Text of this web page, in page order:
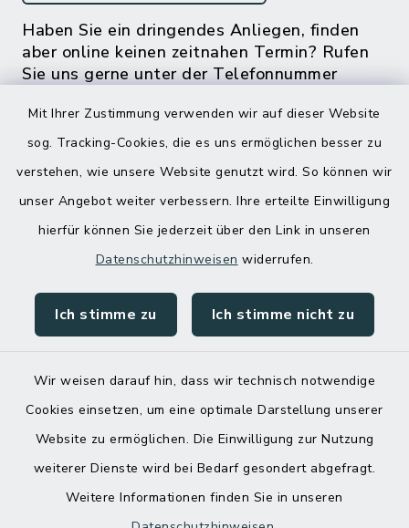
Mit Ihrer Zustimmung verwenden wir auf dieser Website
sog. Tracking-Cookies, die es uns ermöglichen besser zu
verstehen, wie unsere Website genutzt wird. So können wir
unser Angebot weiter verbessern. Ihre erteilte Einwilligung
hierfür können Sie jederzeit über den Link in unseren
Datenschutzhinweisen widerrufen.
Ich stimme zu Ich stimme nicht zu
Wir weisen darauf hin, dass wir technisch notwendige
Cookies einsetzen, um eine optimale Darstellung unserer
Website zu ermöglichen. Die Einwilligung zur Nutzung
weiterer Dienste wird bei Bedarf gesondert abgefragt.
Weitere Informationen finden Sie in unseren
Haben Sie ein dringendes Anliegen, finden
aber online keinen zeitnahen Termin? Rufen
Sie uns gerne unter der Telefonnummer
Kontakt
Datenschutz
Impressum
Sitemap